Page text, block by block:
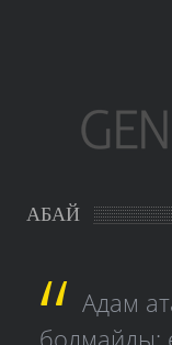
АБАЙ
Адам